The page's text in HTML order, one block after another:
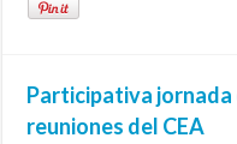
Participativa jornada
reuniones del CEA